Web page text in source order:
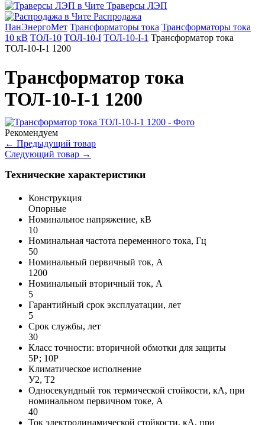
Траверсы ЛЭП
Распродажа
ПанЭнергоМет Трансформаторы тока Трансформаторы тока
10 кВ ТОЛ-10 ТОЛ-10-I ТОЛ-10-I-1 Трансформатор тока
ТОЛ-10-I-1 1200
Трансформатор тока
ТОЛ-10-I-1 1200
Рекомендуем
← Предыдущий товар
Следующий товар →
Технические характеристики
Конструкция
Опорные
Номинальное напряжение, кВ
10
Номинальная частота переменного тока, Гц
50
Номинальный первичный ток, А
1200
Номинальный вторичный ток, А
5
Гарантийный срок эксплуатации, лет
5
Срок службы, лет
30
Класс точности: вторичной обмотки для защиты
5Р; 10Р
Климатическое исполнение
У2, Т2
Односекундный ток термической стойкости, кА, при
номинальном первичном токе, А
40
Ток электродинамической стойкости, кА, при